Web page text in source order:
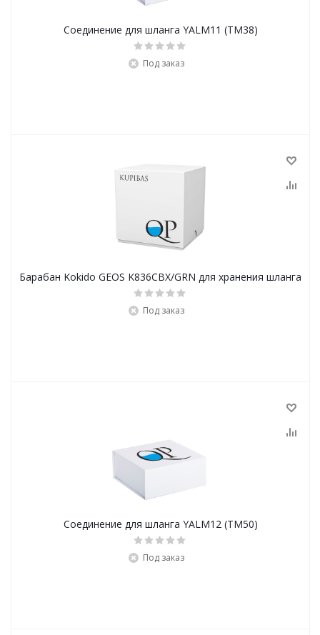
Соединение для шланга YALM11 (ТМ38)
Под заказ
Барабан Kokido GEOS K836CBX/GRN для хранения шланга
Под заказ
Соединение для шланга YALM12 (ТМ50)
Под заказ